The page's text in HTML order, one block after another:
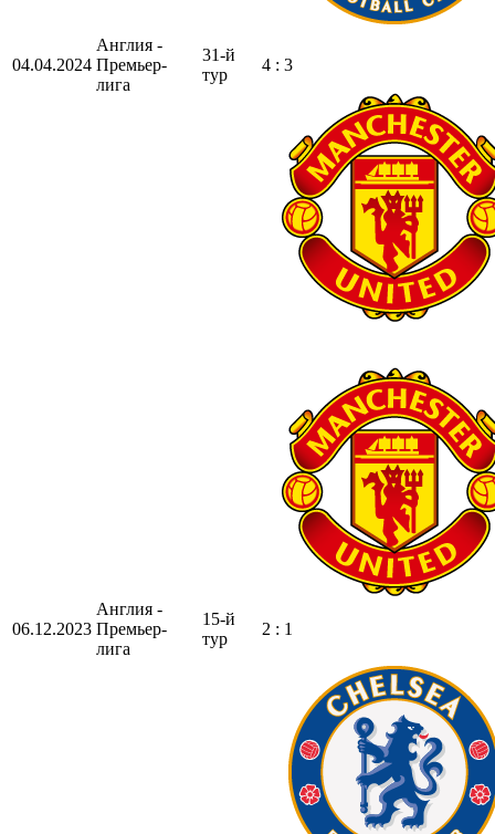
04.04.2024
Англия -
Премьер-
лига
31-й
тур
4 : 3
06.12.2023
Англия -
Премьер-
лига
15-й
тур
2 : 1